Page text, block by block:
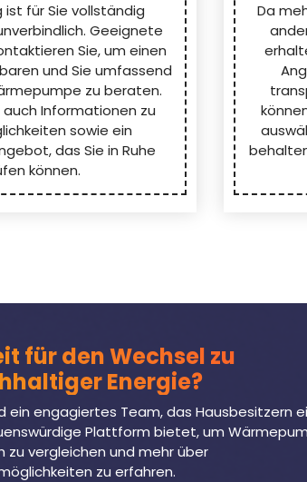
ist für Sie vollständig
Geeignete
Sie, um einen
und Sie umfassend
zu beraten.
Informationen zu
sowie ein
das Sie in Ruhe
können.
Da
für den Wechsel zu
Energie?
ein engagiertes Team, das Hausbesitzern
Plattform bietet, um
zu vergleichen und mehr über
zu erfahren.